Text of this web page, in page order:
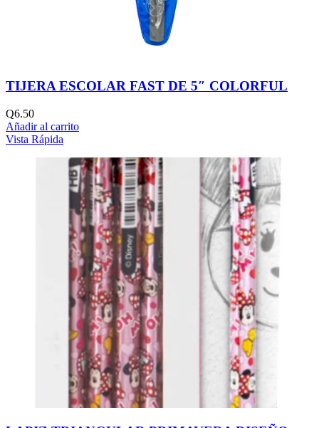
TIJERA ESCOLAR FAST DE 5″ COLORFUL
Q6.50
Añadir al carrito
Vista Rápida